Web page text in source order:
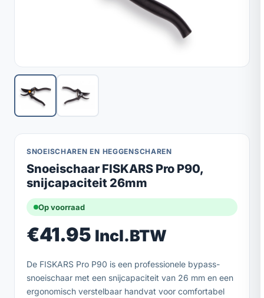
SNOEISCHAREN EN HEGGENSCHAREN
Snoeischaar FISKARS Pro P90,
snijcapaciteit 26mm
Op voorraad
€41.95 Incl.BTW
De FISKARS Pro P90 is een professionele bypass-
snoeischaar met een snijcapaciteit van 26 mm en een
ergonomisch verstelbaar handvat voor comfortabel